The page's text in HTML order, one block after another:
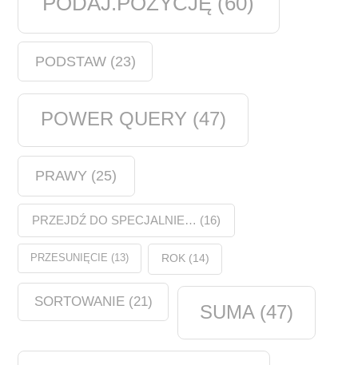
PODSTAW(23)
POWER QUERY (47)
PRAWY (25)
PRZEJDŹ DO SPECJALNIE… (16)
PRZESUNIĘCIE (13) ROK(14)
SORTOWANIE(21) SUMA(47)